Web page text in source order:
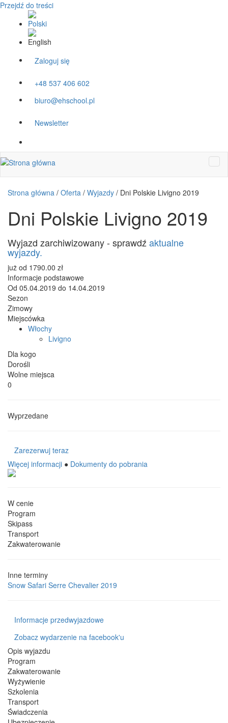
Przejdź do treści
Zaloguj się
+48 537 406 602
biuro@ehschool.pl
Newsletter
Strona główna / Oferta / Wyjazdy / Dni Polskie Livigno 2019
Dni Polskie Livigno 2019
Wyjazd zarchiwizowany - sprawdź aktualne
wyjazdy.
już od 1790.00 zł
Informacje podstawowe
Od 05.04.2019 do 14.04.2019
Sezon
Zimowy
Miejscówka
Włochy
Livigno
Dla kogo
Dorośli
Wolne miejsca
0
Wyprzedane
Zarezerwuj teraz
Więcej informacji ● Dokumenty do pobrania
W cenie
Program
Skipass
Transport
Zakwaterowanie
Inne terminy
Snow Safari Serre Chevalier 2019
Informacje przedwyjazdowe
Zobacz wydarzenie na facebook'u
Opis wyjazdu
Program
Zakwaterowanie
Wyżywienie
Szkolenia
Transport
Świadczenia